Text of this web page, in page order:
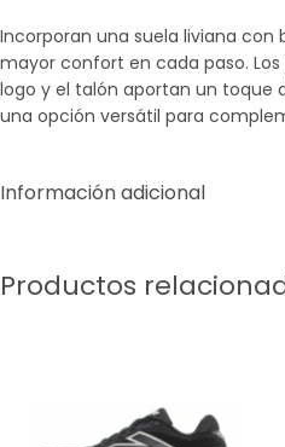
Incorporan una suela liviana
mayor confort en cada paso.
logo y el talón aportan un toque
una opción versátil para
Información adicional
Productos